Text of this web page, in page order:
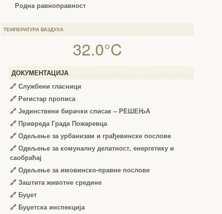
Родна равноправност
ТЕМПЕРАТУРА ВАЗДУХА
32.0°C
ДОКУМЕНТАЦИЈА
🔗 Службени гласници
🔗 Регистар прописа
🔗 Јединствени бирачки списак – РЕШЕЊА
🔗 Привреда Града Пожаревца
🔗 Одељење за урбанизам и грађевинске послове
🔗 Одељење за комуналну делатност, енергетику и
саобраћај
🔗 Одељење за имовинско-правне послове
🔗 Заштита животне средине
🔗 Буџет
🔗 Буџетска инспекција